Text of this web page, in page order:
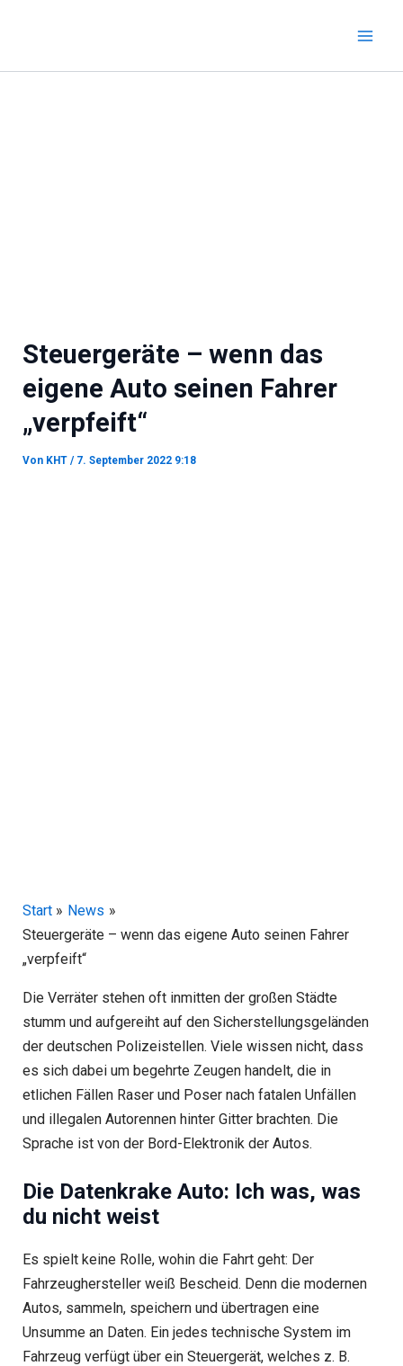
Steuergeräte – wenn das
eigene Auto seinen Fahrer
„verpfeift“
Von KHT / 7. September 2022 9:18
Start
News
Steuergeräte – wenn das eigene Auto seinen Fahrer
„verpfeift“
Die Verräter stehen oft inmitten der großen Städte
stumm und aufgereiht auf den Sicherstellungsgeländen
der deutschen Polizeistellen. Viele wissen nicht, dass
es sich dabei um begehrte Zeugen handelt, die in
etlichen Fällen Raser und Poser nach fatalen Unfällen
und illegalen Autorennen hinter Gitter brachten. Die
Sprache ist von der Bord-Elektronik der Autos.
Die Datenkrake Auto: Ich was, was
du nicht weist
Es spielt keine Rolle, wohin die Fahrt geht: Der
Fahrzeughersteller weiß Bescheid. Denn die modernen
Autos, sammeln, speichern und übertragen eine
Unsumme an Daten. Ein jedes technische System im
Fahrzeug verfügt über ein Steuergerät, welches z. B.